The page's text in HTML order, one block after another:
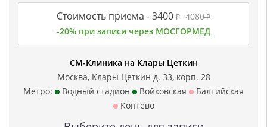
Стоимость приема -3400 ₽ 4080₽
-20% при записи через МОСГОРМЕД
СМ-Клиника на Клары Цеткин
Москва, Клары Цеткин д. 33, корп. 28
Метро:
Водный стадион Войковская
Балтийская
Коптево